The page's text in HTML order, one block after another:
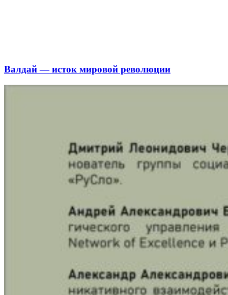
Валдай — исток мировой революции